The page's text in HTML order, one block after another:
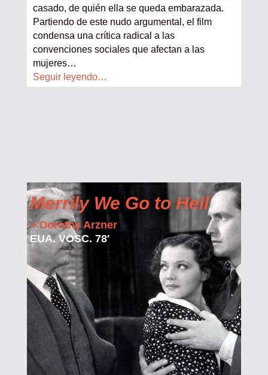
casado, de quién ella se queda embarazada.
Partiendo de este nudo argumental, el film
condensa una crítica radical a las
convenciones sociales que afectan a las
mujeres…
Seguir leyendo…
Merrily We Go to Hell
> Dorothy Arzner
EUA. VOSC. 78′